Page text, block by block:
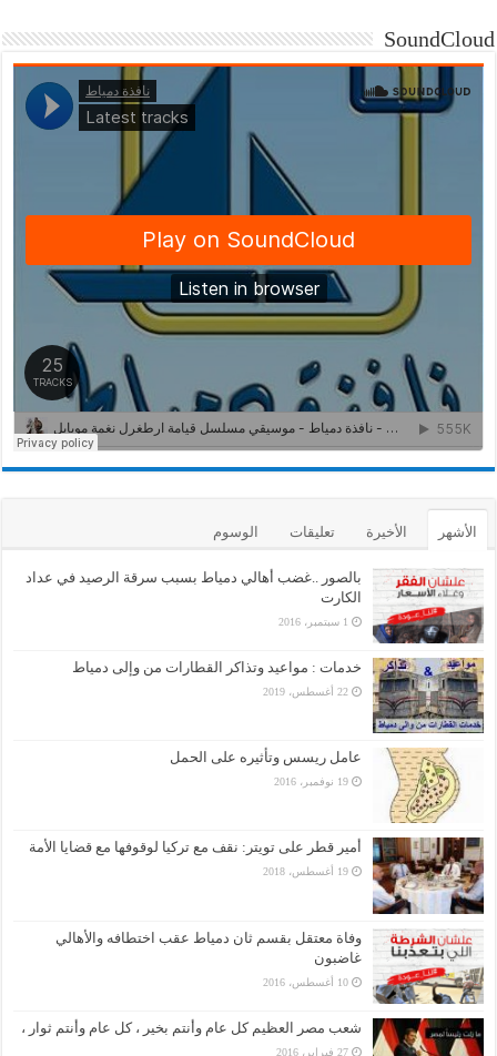
SoundCloud
الأشهر الأخيرة تعليقات الوسوم
بالصور ..غضب أهالي دمياط بسبب سرقة الرصيد في عداد
الكارت
1 سبتمبر، 2016
خدمات : مواعيد وتذاكر القطارات من وإلى دمياط
22 أغسطس، 2019
عامل ريسس وتأثيره على الحمل
19 نوفمبر، 2016
أمير قطر على تويتر: نقف مع تركيا لوقوفها مع قضايا الأمة
19 أغسطس، 2018
وفاة معتقل بقسم ثان دمياط عقب اختطافه والأهالي
غاضبون
10 أغسطس، 2016
شعب مصر العظيم كل عام وأنتم بخير ، كل عام وأنتم ثوار ،
27 فبراير، 2016